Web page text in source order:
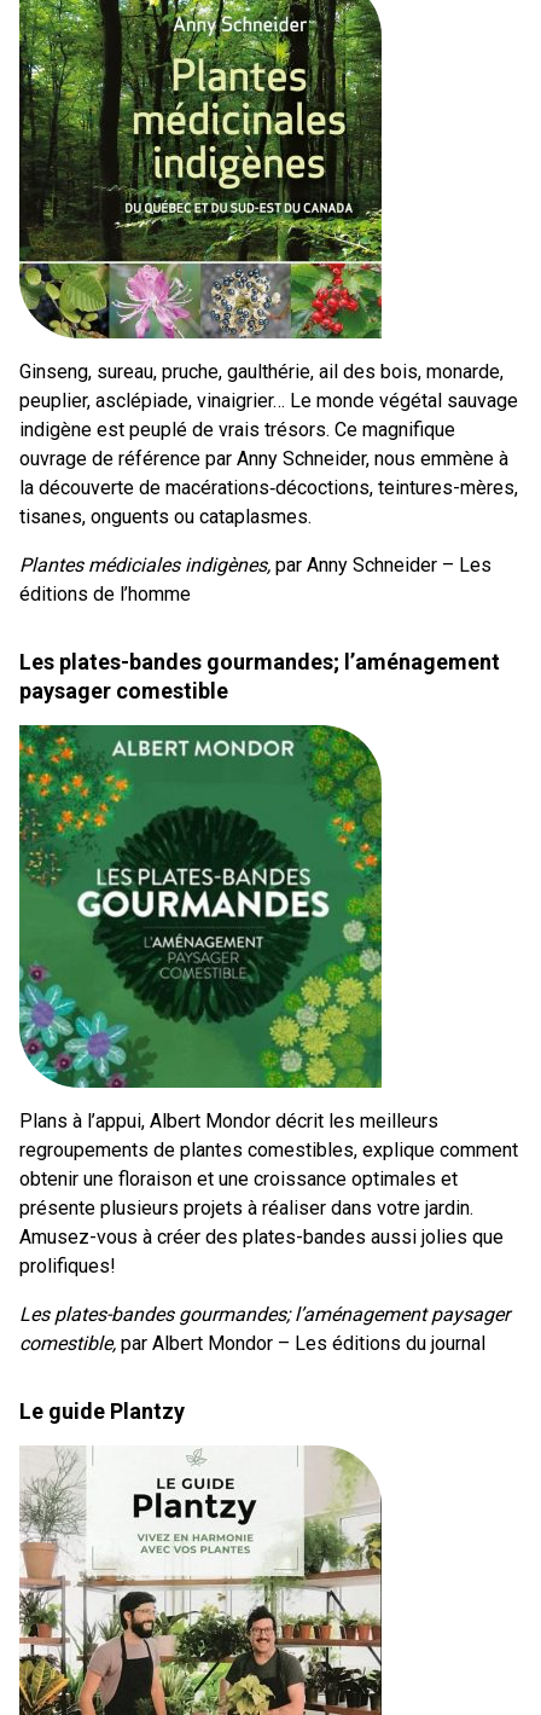
Ginseng, sureau, pruche, gaulthérie, ail des bois, monarde,
peuplier, asclépiade, vinaigrier… Le monde végétal sauvage
indigène est peuplé de vrais trésors. Ce magnifique
ouvrage de référence par Anny Schneider, nous emmène à
la découverte de macérations‑décoctions, teintures-mères,
tisanes, onguents ou cataplasmes.
Plantes médiciales indigènes, par Anny Schneider – Les
éditions de l’homme
Les plates-bandes gourmandes; l’aménagement
paysager comestible
Plans à l’appui, Albert Mondor décrit les meilleurs
regroupements de plantes comestibles, explique comment
obtenir une floraison et une croissance optimales et
présente plusieurs projets à réaliser dans votre jardin.
Amusez-vous à créer des plates-bandes aussi jolies que
prolifiques!
Les plates-bandes gourmandes; l’aménagement paysager
comestible, par Albert Mondor – Les éditions du journal
Le guide Plantzy